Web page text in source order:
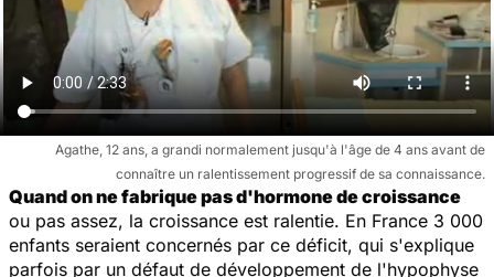
Agathe, 12 ans, a grandi normalement jusqu'à l'âge de 4 ans avant de
connaître un ralentissement progressif de sa connaissance.
Quand on ne fabrique pas d'hormone de croissance
ou pas assez, la croissance est ralentie. En France 3 000
enfants seraient concernés par ce déficit, qui s'explique
parfois par un défaut de développement de l'hypophyse